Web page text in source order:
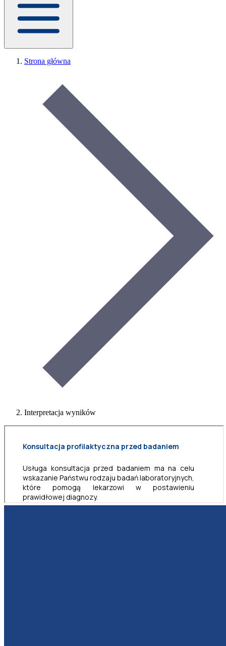
Strona główna
Interpretacja wyników